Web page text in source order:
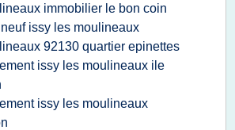
immobilier le bon coin
issy les moulineaux
92130 quartier epinettes
issy les moulineaux ile
issy les moulineaux